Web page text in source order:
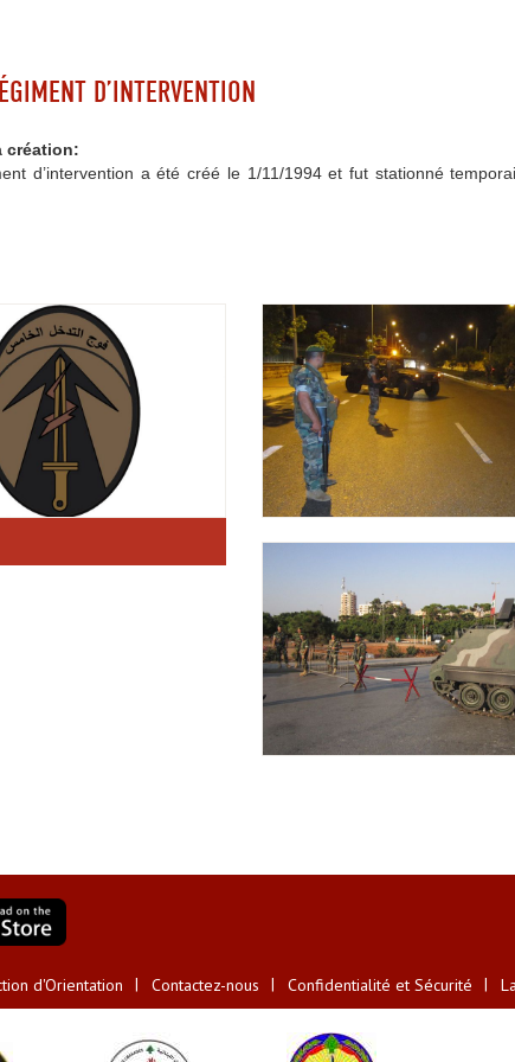
D’INTERVENTION
création:
d’intervention a été créé le 1/11/1994 et fut stationné
d'Orientation Contactez-nous Confidentialité et Sécurité